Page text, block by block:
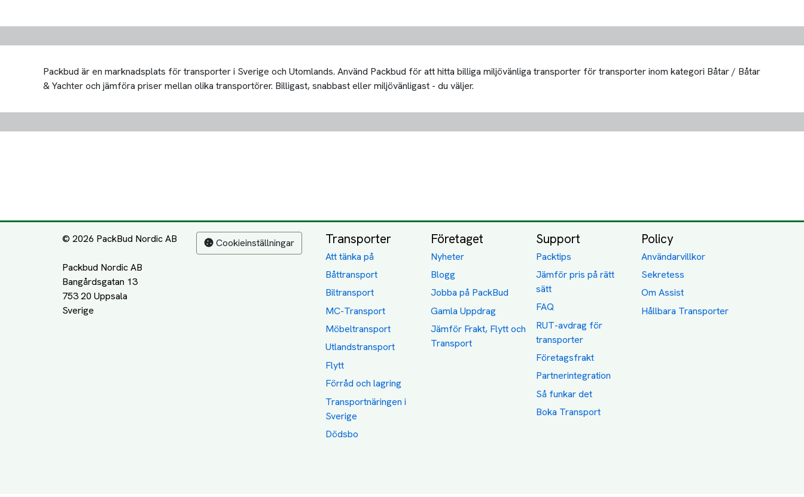
Packbud är en marknadsplats för transporter i Sverige och Utomlands. Använd Packbud för att hitta billiga miljövänliga transporter för transporter inom kategori Båtar / Båtar
& Yachter och jämföra priser mellan olika transportörer. Billigast, snabbast eller miljövänligast - du väljer.
© 2026 PackBud Nordic AB
Packbud Nordic AB
Bangårdsgatan 13
753 20 Uppsala
Cookieinställningar Transporter
Att tänka på
Båttransport
Biltransport
MC-Transport
Möbeltransport
Utlandstransport
Flytt
Förråd och lagring
Transportnäringen i
Sverige
Dödsbo
Företaget
Nyheter
Blogg
Jobba på PackBud
Gamla Uppdrag
Jämför Frakt, Flytt och
Transport
Support
Packtips
Jämför pris på rätt
sätt
FAQ
RUT-avdrag för
transporter
Företagsfrakt
Partnerintegration
Så funkar det
Boka Transport
Policy
Användarvillkor
Sekretess
Om Assist
Hållbara Transporter